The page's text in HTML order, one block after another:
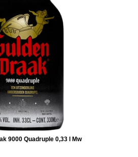
9000 Quadruple 0,33 l Mw